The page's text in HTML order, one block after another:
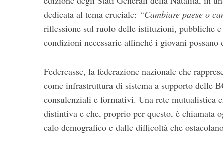
dedicata al tema cruciale: “Cambiare paese o
riflessione sul ruolo delle istituzioni, pubbliche
condizioni necessarie affinché i giovani
Federcasse, la federazione nazionale che
come infrastruttura di sistema a supporto delle
consulenziali e formativi. Una rete mutualistica
distintiva e che, proprio per questo, è chiamata
calo demografico e dalle difficoltà che
f
o
r